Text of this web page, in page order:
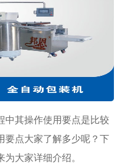
中其操作使用要点是比较
要点大家了解多少呢？下
大家详细介绍。